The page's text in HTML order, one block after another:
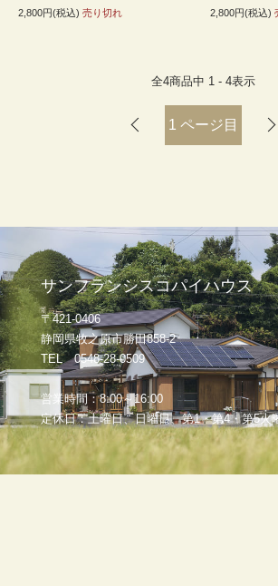
2,800円(税込) 売り切れ 2,800円(税込)
全4商品中 1 - 4表示
1 ページ目
サンフランシスコパイハウス
〒421-0406
静岡県牧之原市勝田858-2
TEL 0548-28-0509
営業時間：8:00～16:00
定休日：土曜日、日曜日、第1・第4・第5火